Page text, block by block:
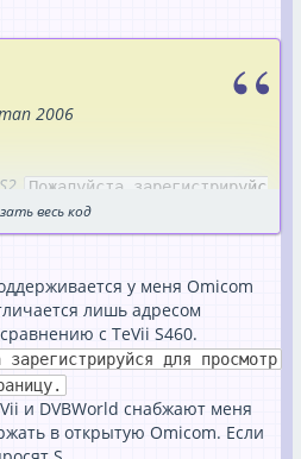
2006
Пожалуйста зарегистрируйс
ссылки на страницу.
проц Fenom 9750, 2 гига
сделал все как описано здесь
для просмотра данной
ubuntu-8.04-desktop-
удалось запустить xine
кто потратил на меня свое
весь код
у меня Omicom
лишь адресом
с TeVii S460.
зарегистрируйся для просмотр
и DVBWorld снабжают меня
в открытую Omicom. Если